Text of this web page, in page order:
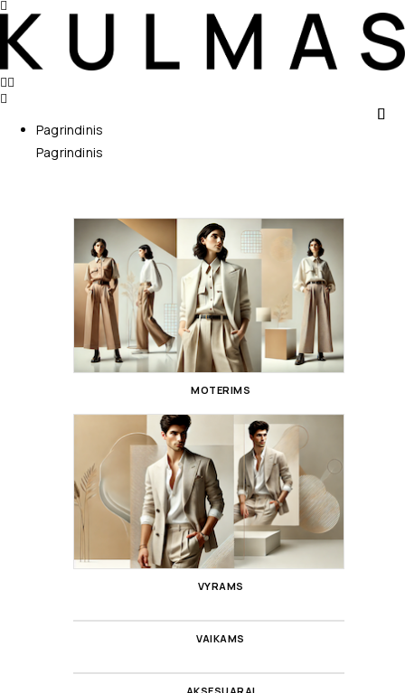
Pagrindinis
Pagrindinis
MOTERIMS
VYRAMS
VAIKAMS